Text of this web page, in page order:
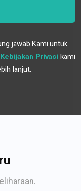
jawab Kami untuk
Kebijakan Privasi kami
lanjut.